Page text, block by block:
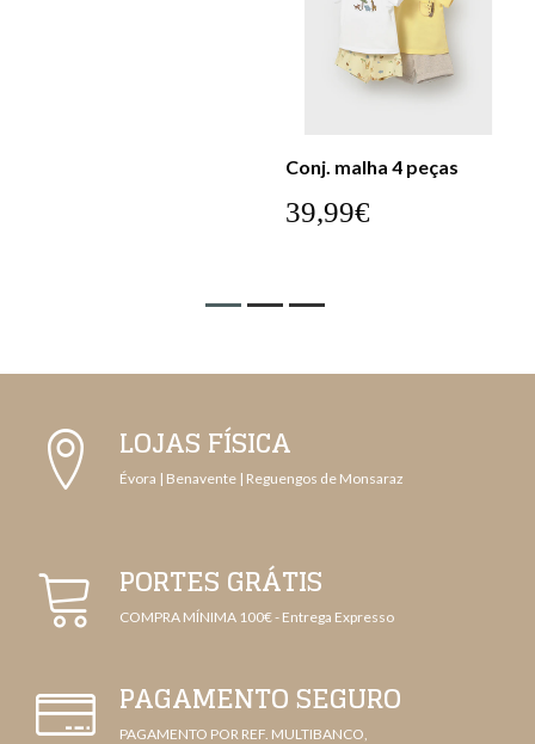
Conj. malha 4 peças
39,99€
LOJAS FÍSICA
Évora | Benavente | Reguengos de Monsaraz
PORTES GRÁTIS
COMPRA MÍNIMA 100€ - Entrega Expresso
PAGAMENTO SEGURO
PAGAMENTO POR REF. MULTIBANCO,